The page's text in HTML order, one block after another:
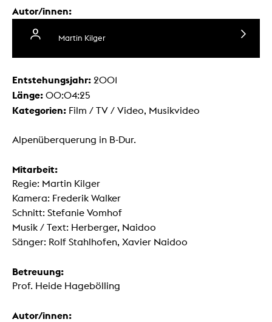
Autor/innen:
Martin Kilger
Entstehungsjahr: 2001
Länge: 00:04:25
Kategorien: Film / TV / Video, Musikvideo
Alpenüberquerung in B-Dur.
Mitarbeit:
Regie: Martin Kilger
Kamera: Frederik Walker
Schnitt: Stefanie Vomhof
Musik / Text: Herberger, Naidoo
Sänger: Rolf Stahlhofen, Xavier Naidoo
Betreuung:
Prof. Heide Hagebölling
Autor/innen: